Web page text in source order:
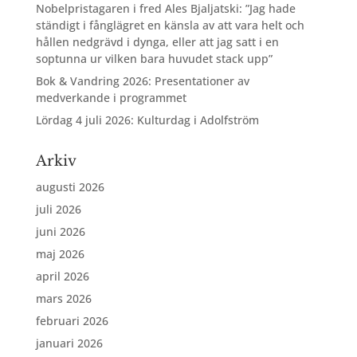
Nobelpristagaren i fred Ales Bjaljatski: ”Jag hade
ständigt i fånglägret en känsla av att vara helt och
hållen nedgrävd i dynga, eller att jag satt i en
soptunna ur vilken bara huvudet stack upp”
Bok & Vandring 2026: Presentationer av
medverkande i programmet
Lördag 4 juli 2026: Kulturdag i Adolfström
Arkiv
augusti 2026
juli 2026
juni 2026
maj 2026
april 2026
mars 2026
februari 2026
januari 2026